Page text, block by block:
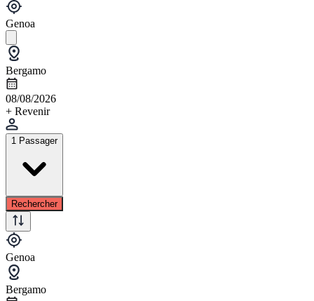
Genoa
Bergamo
08/08/2026
+ Revenir
1 Passager
Rechercher
Genoa
Bergamo